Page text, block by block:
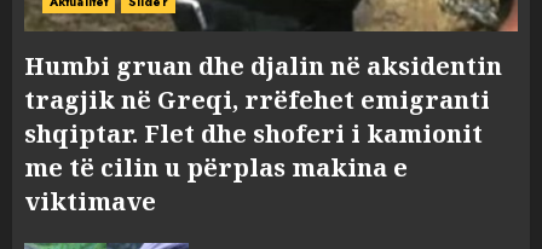
Humbi gruan dhe djalin në aksidentin
tragjik në Greqi, rrëfehet emigranti
shqiptar. Flet dhe shoferi i kamionit
me të cilin u përplas makina e
viktimave